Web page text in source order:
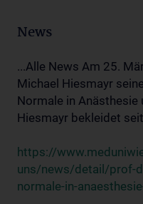
News
...Alle News Am 25.
Michael Hiesmayr
Normale in Anästhesie
Hiesmayr bekleidet
https://
uns/news/detail/prof-
normale-in-